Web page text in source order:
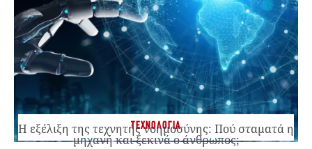
ΤΕΧΝΟΛΟΓΙΑ
Η εξέλιξη της τεχνητής νοημοσύνης: Πού σταματά η
μηχανή και ξεκινά ο άνθρωπος;